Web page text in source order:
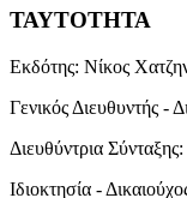
ΤΑΥΤΟΤΗΤΑ
Εκδότης: Νίκος
Γενικός Διευθυντής -
Διευθύντρια Σύνταξης:
Ιδιοκτησία -